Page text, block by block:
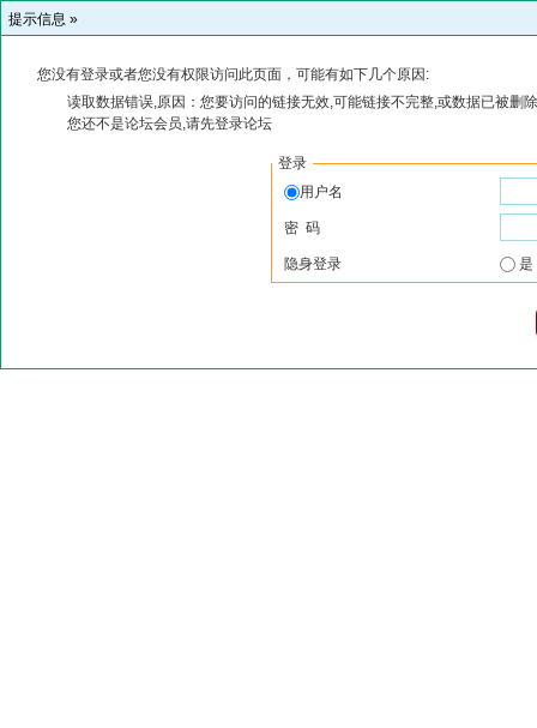
提示信息 »
您没有登录或者您没有权限访问此页面，可能有如下几个原因:
读取数据错误,原因：您要访问的链接无效,可能链接不完整,或数据已被删
您还不是论坛会员,请先登录论坛
登录
用户名
密 码
隐身登录